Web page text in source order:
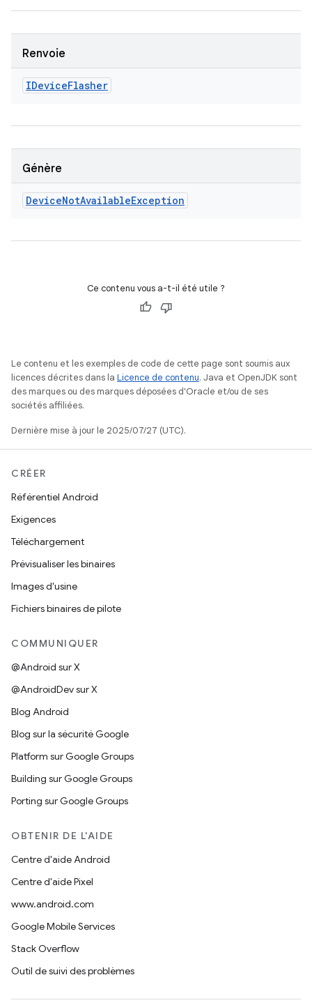
Renvoie
IDeviceFlasher
Génère
DeviceNotAvailableException
Ce contenu vous a-t-il été utile ?
Le contenu et les exemples de code de cette page sont soumis aux
licences décrites dans la Licence de contenu. Java et OpenJDK sont
des marques ou des marques déposées d'Oracle et/ou de ses
sociétés affiliées.
Dernière mise à jour le 2025/07/27 (UTC).
CRÉER
Référentiel Android
Exigences
Téléchargement
Prévisualiser les binaires
Images d'usine
Fichiers binaires de pilote
COMMUNIQUER
@Android sur X
@AndroidDev sur X
Blog Android
Blog sur la sécurité Google
Platform sur Google Groups
Building sur Google Groups
Porting sur Google Groups
OBTENIR DE L'AIDE
Centre d'aide Android
Centre d'aide Pixel
www.android.com
Google Mobile Services
Stack Overflow
Outil de suivi des problèmes